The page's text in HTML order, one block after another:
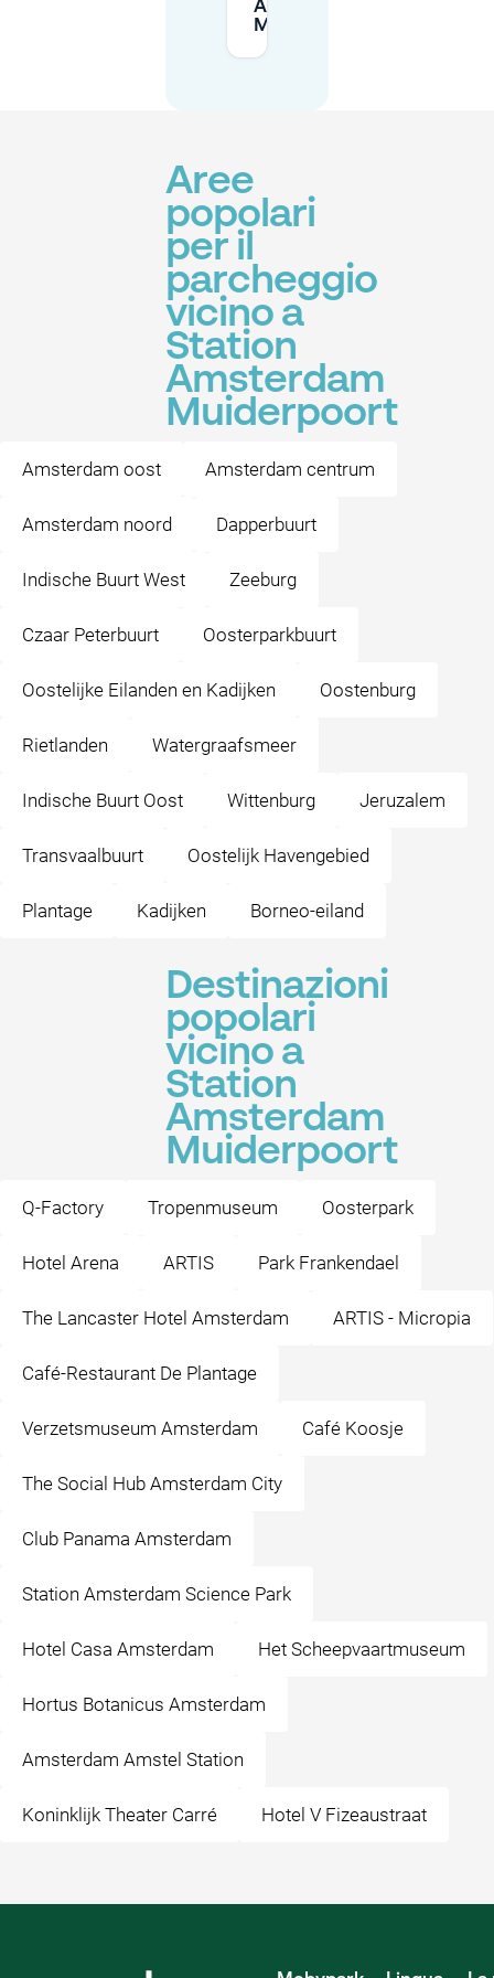
Amsterdam
Muiderpoort?
Aree
popolari
per il
parcheggio
vicino a
Station
Amsterdam
Muiderpoort
Amsterdam oost Amsterdam centrum
Amsterdam noord Dapperbuurt
Indische Buurt West Zeeburg
Czaar Peterbuurt Oosterparkbuurt
Oostelijke Eilanden en Kadijken Oostenburg
Rietlanden Watergraafsmeer
Indische Buurt Oost Wittenburg Jeruzalem
Transvaalbuurt Oostelijk Havengebied
Plantage Kadijken Borneo-eiland
Destinazioni
popolari
vicino a
Station
Amsterdam
Muiderpoort
Q-Factory Tropenmuseum Oosterpark
Hotel Arena ARTIS Park Frankendael
The Lancaster Hotel Amsterdam ARTIS - Micropia
Café-Restaurant De Plantage
Verzetsmuseum Amsterdam Café Koosje
The Social Hub Amsterdam City
Club Panama Amsterdam
Station Amsterdam Science Park
Hotel Casa Amsterdam Het Scheepvaartmuseum
Hortus Botanicus Amsterdam
Amsterdam Amstel Station
Koninklijk Theater Carré Hotel V Fizeaustraat